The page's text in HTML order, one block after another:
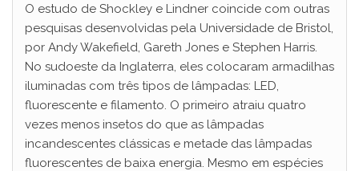
O estudo de Shockley e Lindner coincide com outras
pesquisas desenvolvidas pela Universidade de Bristol,
por Andy Wakefield, Gareth Jones e Stephen Harris.
No sudoeste da Inglaterra, eles colocaram armadilhas
iluminadas com três tipos de lâmpadas: LED,
fluorescente e filamento. O primeiro atraiu quatro
vezes menos insetos do que as lâmpadas
incandescentes clássicas e metade das lâmpadas
fluorescentes de baixa energia. Mesmo em espécies